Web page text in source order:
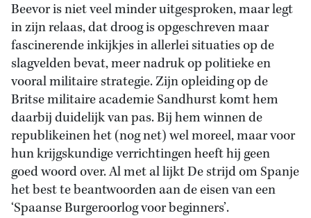
Beevor is niet veel minder uitgesproken, maar legt
in zijn relaas, dat droog is opgeschreven maar
fascinerende inkijkjes in allerlei situaties op de
slagvelden bevat, meer nadruk op politieke en
vooral militaire strategie. Zijn opleiding op de
Britse militaire academie Sandhurst komt hem
daarbij duidelijk van pas. Bij hem winnen de
republikeinen het (nog net) wel moreel, maar voor
hun krijgskundige verrichtingen heeft hij geen
goed woord over. Al met al lijkt De strijd om Spanje
het best te beantwoorden aan de eisen van een
‘Spaanse Burgeroorlog voor beginners’.